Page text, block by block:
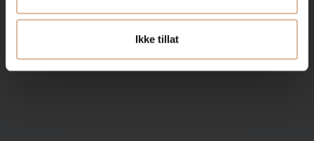
Ikke tillat